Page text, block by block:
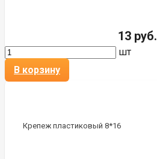
13 руб.
шт
В корзину
Крепеж пластиковый 8*16